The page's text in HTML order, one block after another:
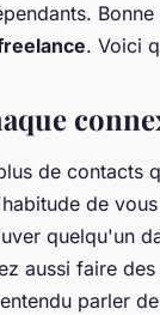
. Voici
de contacts
de
quelqu'un
aussi faire
parler